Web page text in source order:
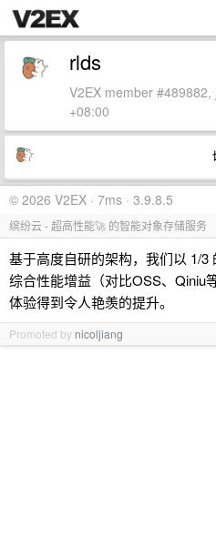
rlds
V2EX member
+08:00
© 2026 V2EX · 7ms · 3.9.8.5
缤纷云 - 超高性能🚀 的智能对象存储服务
基于高度自研的架构，我们以 1/3
综合性能增益（对比OSS、Qiniu
体验得到令人艳羡的提升。
Promoted by nicoljiang